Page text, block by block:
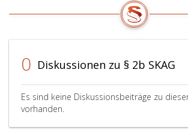
0 Diskussionen zu § 2b SKAG
Es sind keine Diskussionsbeiträge zu
vorhanden.